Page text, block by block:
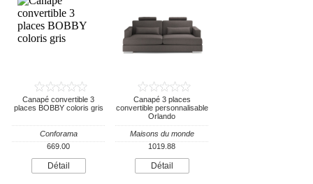
Canapé convertible 3
places BOBBY coloris gris
Conforama
669.00
Détail
Canapé 3 places
convertible personnalisable
Orlando
Maisons du monde
1019.88
Détail